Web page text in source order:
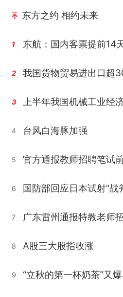
东方之约 相约未来
1
2 我国货物贸易进出口超
3
4 台风白海豚加强
5
6 国防部回应日本试射“战
7
8 A股三大股指收涨
9 “立秋的第一杯奶茶”又